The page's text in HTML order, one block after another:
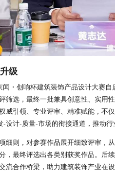
级
・创响杯建筑装饰产品设计大赛
筛选，最终一批兼具创意性、实用
威引领、专业评审、精准赋能，不
-设计-质量-市场的衔接通道，推动
细则，对参赛作品展开细致评审，
，最终评选出各类别获奖作品。后
流合作桥梁，助力建筑装饰产业在